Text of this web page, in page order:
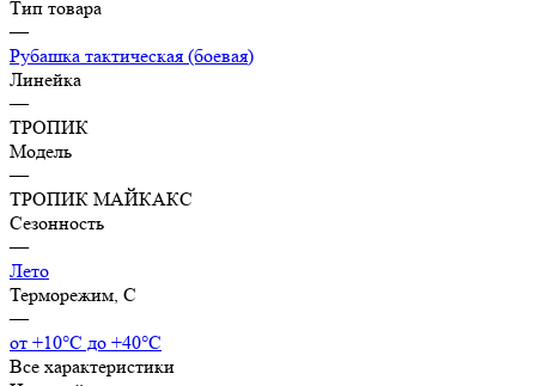
Тип товара
—
Рубашка тактическая (боевая)
Линейка
—
ТРОПИК
Модель
—
ТРОПИК МАЙКАКС
Сезонность
—
Лето
Терморежим, C
—
от +10°С до +40°С
Все характеристики